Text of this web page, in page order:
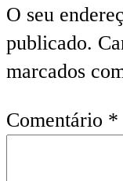
O seu
publicado.
marcados
Comentário *